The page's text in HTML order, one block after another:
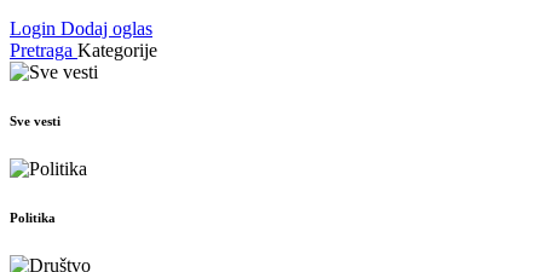
Login Dodaj oglas
Pretraga Kategorije
Sve vesti
Politika